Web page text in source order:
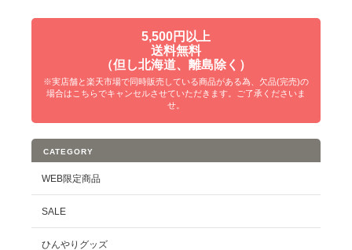
5,500円以上
送料無料
（但し北海道、離島除く）
※実店舗と楽天市場で同時販売している商品がある為、欠品(完売)の
場合はこちらでキャンセルさせていただきます。ご了承くださいま
せ。
CATEGORY
WEB限定商品
SALE
ひんやりグッズ